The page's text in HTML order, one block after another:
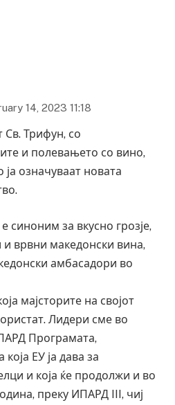
14, 2023 11:18
Св. Трифун, со
и полевањето со вино,
означуваат новата
синоним за вкусно грозје,
врвни македонски вина,
амбасадори во
мајсторите на својот
Лидери сме во
Програмата,
ЕУ ја дава за
и која ќе продолжи и во
преку ИПАРД III, чиј